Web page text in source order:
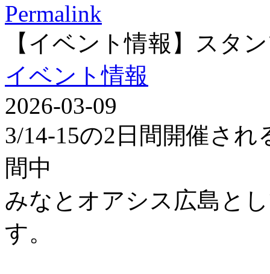
Permalink
【イベント情報】スタ
イベント情報
2026-03-09
3/14-15の2日間開催さ
間中
みなとオアシス広島と
す。